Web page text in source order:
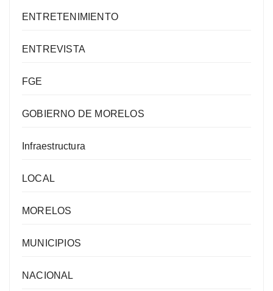
ENTRETENIMIENTO
ENTREVISTA
FGE
GOBIERNO DE MORELOS
Infraestructura
LOCAL
MORELOS
MUNICIPIOS
NACIONAL